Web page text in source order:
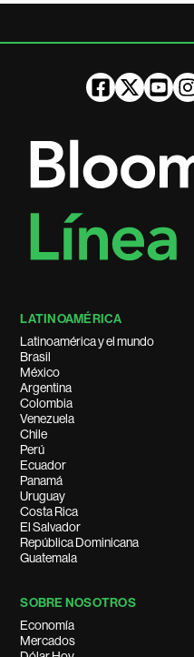
LATINOAMÉRICA
Latinoamérica y el mundo
Brasil
México
Argentina
Colombia
Venezuela
Chile
Perú
Ecuador
Panamá
Uruguay
Costa Rica
El Salvador
República Dominicana
Guatemala
SOBRE NOSOTROS
Economía
Mercados